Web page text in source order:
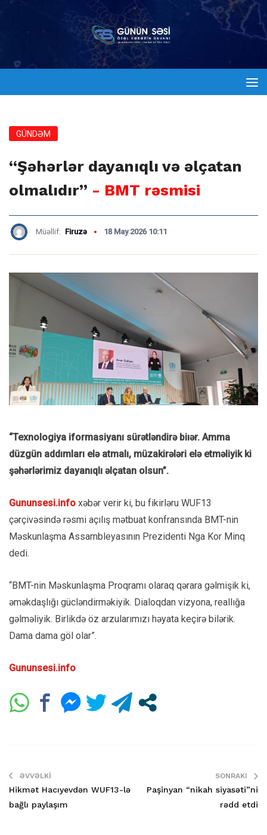
GÜNDƏM
“Şəhərlər dayanıqlı və əlçatan
olmalıdır” - BMT rəsmisi
Müəllif: Firuzə 18 May 2026 10:11
“Texnologiya iformasiyanı sürətləndirə biıər. Amma
düzgün addımları elə atmalı, müzakirələri elə etməliyik ki
şəhərlərimiz dayanıqlı əlçatan olsun”.
Gununsesi.info xəbər verir ki, bu fikirləru WUF13
çərçivəsində rəsmi açılış mətbuat konfransında BMT-nin
Məskunlaşma Assambleyasının Prezidenti Nga Kor Minq
dedi.
“BMT-nin Məskunlaşma Proqramı olaraq qərara gəlmişik ki,
əməkdaşlığı gücləndirməkiyik. Dialoqdan vizyona, reallığa
gəlməliyik. Birlikdə öz arzularımızı həyata keçirə bilərik.
Dama dama göl olar”.
Gununsesi.info
ƏVVƏLKI
Hikmət Hacıyevdən WUF13-lə
bağlı paylaşım
SONRAKI
Paşinyan “nikah siyasəti”ni
rədd etdi